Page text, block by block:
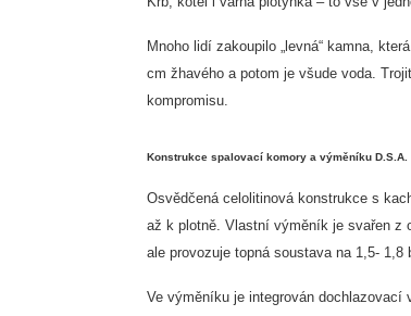
Mnoho lidí zakoupilo „levná“ kamna,
cm žhavého a potom je všude voda.
kompromisu.
Konstrukce spalovací komory a výměníku D.S.A.
Osvědčená celolitinová konstrukce s
až k plotně. Vlastní výměník je svařen z
ale provozuje topná soustava na 1,5- 1,8
Ve výměníku je integrován dochlazovací